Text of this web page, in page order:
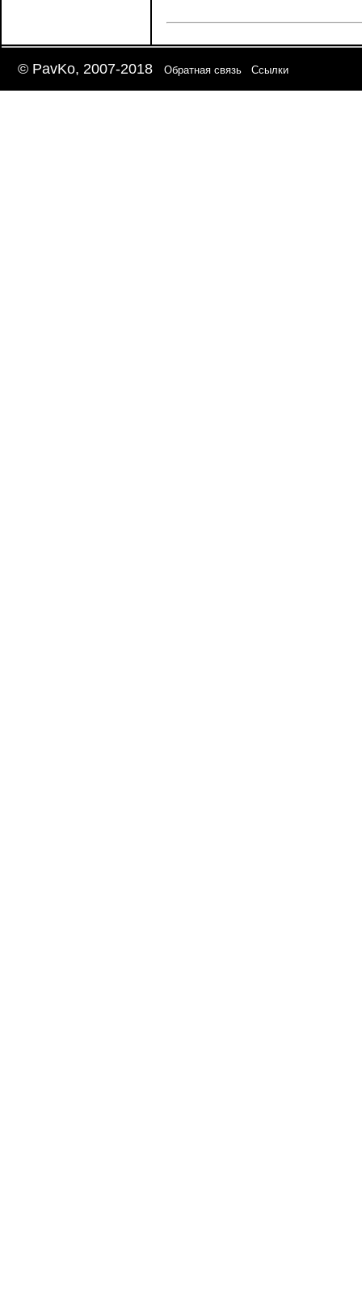
© PavKo, 2007-2018 Обратная связь Ссылки